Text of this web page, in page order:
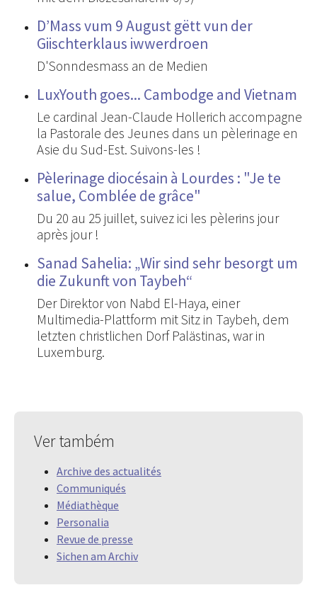
D’Mass vum 9 August gëtt vun der
Giischterklaus iwwerdroen
D'Sonndesmass an de Medien
LuxYouth goes... Cambodge and Vietnam
Le cardinal Jean-Claude Hollerich accompagne
la Pastorale des Jeunes dans un pèlerinage en
Asie du Sud-Est. Suivons-les !
Pèlerinage diocésain à Lourdes : "Je te
salue, Comblée de grâce"
Du 20 au 25 juillet, suivez ici les pèlerins jour
après jour !
Sanad Sahelia: „Wir sind sehr besorgt um
die Zukunft von Taybeh“
Der Direktor von Nabd El-Haya, einer
Multimedia-Plattform mit Sitz in Taybeh, dem
letzten christlichen Dorf Palästinas, war in
Luxemburg.
Ver também
Archive des actualités
Communiqués
Médiathèque
Personalia
Revue de presse
Sichen am Archiv